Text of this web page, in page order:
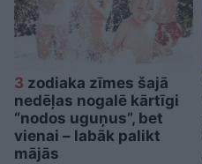
3 zodiaka zīmes šajā
nedēļas nogalē kārtīgi
“nodos uguņus”, bet
vienai – labāk palikt
mājās